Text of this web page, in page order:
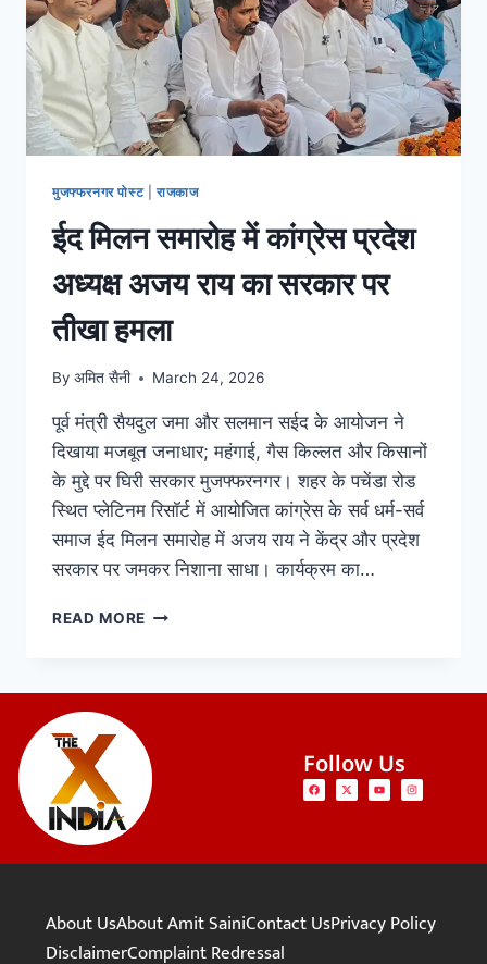
मुजफ्फरनगर पोस्ट| राजकाज
ईद मिलन समारोह में कांग्रेस प्रदेश
अध्यक्ष अजय राय का सरकार पर
तीखा हमला
By अमित सैनी March 24, 2026
पूर्व मंत्री सैयदुल जमा और सलमान सईद के आयोजन ने
दिखाया मजबूत जनाधार; महंगाई, गैस किल्लत और किसानों
के मुद्दे पर घिरी सरकार मुजफ्फरनगर। शहर के पचेंडा रोड
स्थित प्लेटिनम रिसॉर्ट में आयोजित कांग्रेस के सर्व धर्म-सर्व
समाज ईद मिलन समारोह में अजय राय ने केंद्र और प्रदेश
सरकार पर जमकर निशाना साधा। कार्यक्रम का…
READ MORE
Follow Us
About UsAbout Amit SainiContact UsPrivacy Policy
DisclaimerComplaint Redressal